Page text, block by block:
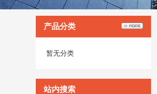
产品分类
暂无分类
站内搜索